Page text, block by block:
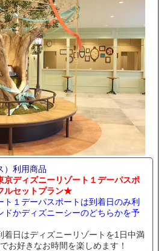
）利用商品
京ディズニーリゾート１デーパスポ
ルセットプラン★
１デーパスポートは到着日のみ利
ドかディズニーシーのどちらかを予
着日はディズニーリゾートを1日中満
お好きなお時間を楽しめます！